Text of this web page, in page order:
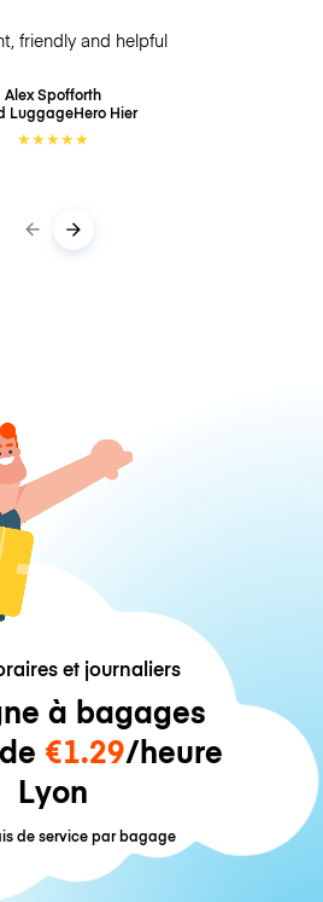
friendly and helpful
Alex Spofforth
LuggageHero Hier
★★★★★
et journaliers
à bagages
€1.29/heure
Lyon
de service par bagage